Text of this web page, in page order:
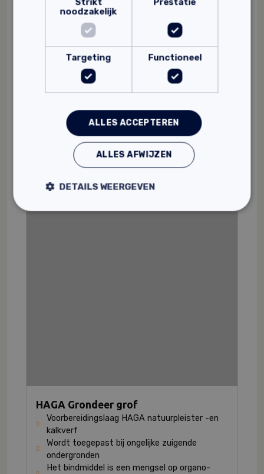
HAGA Kalkstuc HKU biologische
kalkhechtpleister
Voor binnen
Om ondergronden uit te vlakken
20 kg
HAGA Grondeer grof
Voorbereidingslaag HAGA natuurpleister -en
kalkverf
Wordt toegepast bij ongelijke zuigende
ondergronden
Het bindmiddel is een mengsel op organo-
noodzakelijk
Targeting Functioneel
ALLES ACCEPTEREN
ALLES AFWIJZEN
DETAILS WEERGEVEN